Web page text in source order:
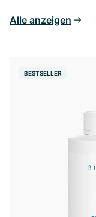
Alle anzeigen
BESTSELLER